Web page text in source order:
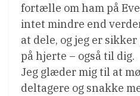
fortælle om ham på
intet mindre end
at dele, og jeg er
på hjerte – også til dig.
Jeg glæder mig til at
deltagere og snakke